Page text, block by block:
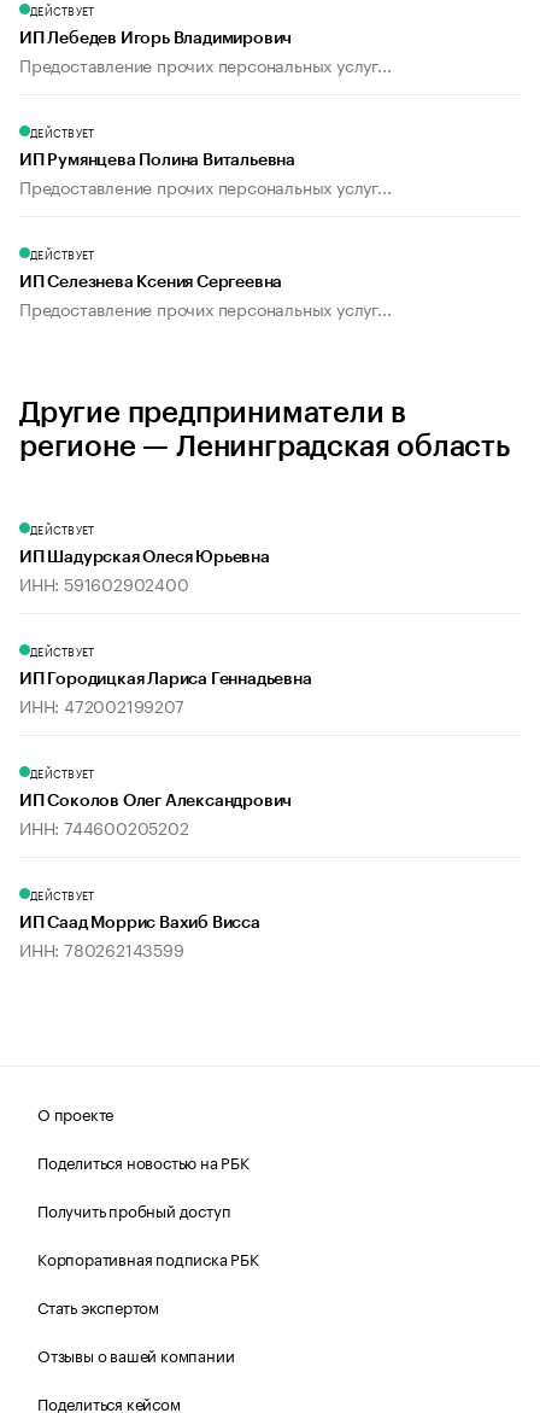
ДЕЙСТВУЕТ
ИП Лебедев Игорь Владимирович
Предоставление прочих персональных услуг...
ДЕЙСТВУЕТ
ИП Румянцева Полина Витальевна
Предоставление прочих персональных услуг...
ДЕЙСТВУЕТ
ИП Селезнева Ксения Сергеевна
Предоставление прочих персональных услуг...
Другие предприниматели в
регионе — Ленинградская область
ДЕЙСТВУЕТ
ИП Шадурская Олеся Юрьевна
ИНН: 591602902400
ДЕЙСТВУЕТ
ИП Городицкая Лариса Геннадьевна
ИНН: 472002199207
ДЕЙСТВУЕТ
ИП Соколов Олег Александрович
ИНН: 744600205202
ДЕЙСТВУЕТ
ИП Саад Моррис Вахиб Висса
ИНН: 780262143599
О проекте
Поделиться новостью на РБК
Получить пробный доступ
Корпоративная подписка РБК
Стать экспертом
Отзывы о вашей компании
Поделиться кейсом